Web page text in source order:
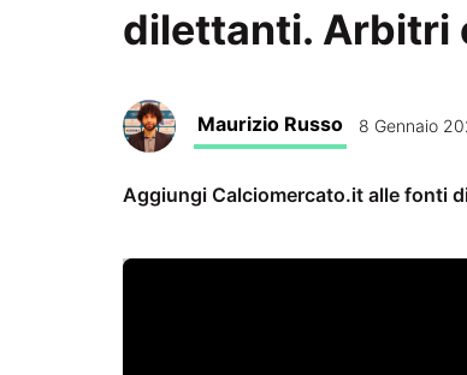
dilettanti. Arbitri
Maurizio Russo 8 Gennaio
Aggiungi Calciomercato.it alle fonti